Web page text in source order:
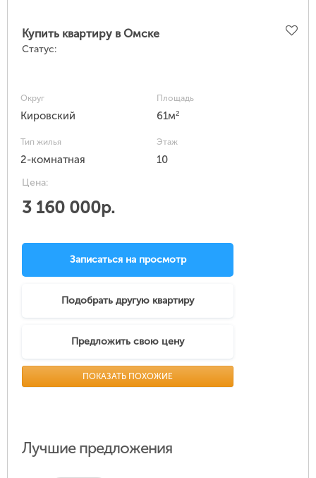
Купить квартиру в Омске
Статус:
Округ
Кировский
Площадь
61м2
Тип жилья
2-комнатная
Этаж
10
Цена:
3 160 000р.
Записаться на просмотр
Подобрать другую квартиру
Предложить свою цену
ПОКАЗАТЬ ПОХОЖИЕ
Лучшие предложения